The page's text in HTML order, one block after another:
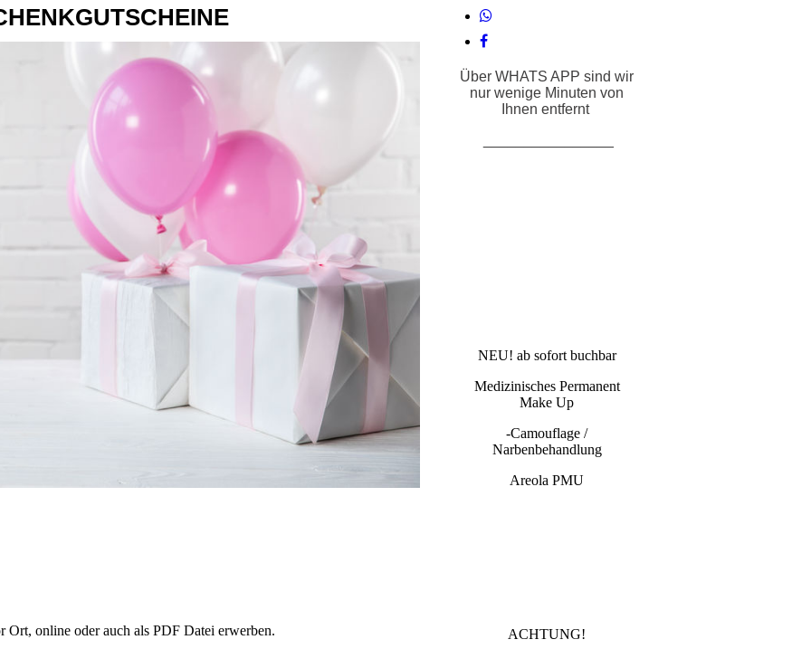
Ort, online oder auch als PDF Datei erwerben.
Über WHATS APP sind wir
nur wenige Minuten von
Ihnen entfernt
NEU! ab sofort buchbar
Medizinisches Permanent
Make Up
-Camouflage /
Narbenbehandlung
Areola PMU
ACHTUNG!